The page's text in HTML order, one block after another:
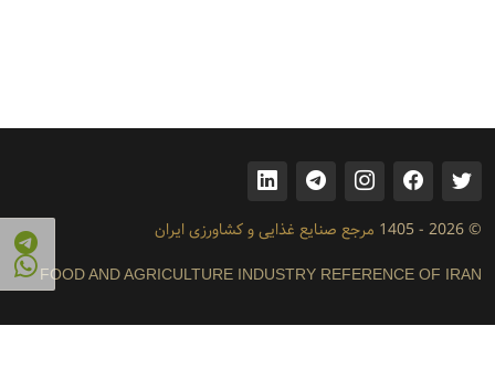
© 2026 - 1405 مرجع صنایع غذایی و کشاورزی ایران
FOOD AND AGRICULTURE INDUSTRY REFERENCE OF IRAN